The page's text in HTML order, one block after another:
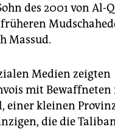
des 2001 von Al-
Massud.
Medien zeigten
mit Bewaffneten
einer kleinen
die die